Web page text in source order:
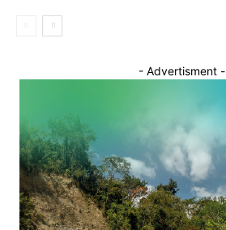
- Advertisment -